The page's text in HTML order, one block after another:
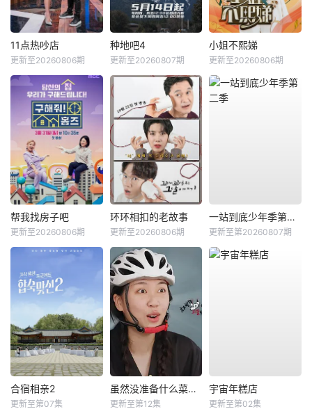
11点热吵店
更新至20260806期
种地吧4
更新至20260807期
小姐不熙娣
更新至20260806期
帮我找房子吧
更新至20260806期
环环相扣的老故事
更新至20260806期
一站到底少年季第二季
更新至第20260807期
合宿相亲2
更新至第07集
虽然没准备什么菜第四季
更新至第12集
宇宙年糕店
更新至第02集